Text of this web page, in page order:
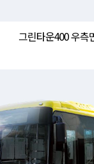
그린타운400 우측